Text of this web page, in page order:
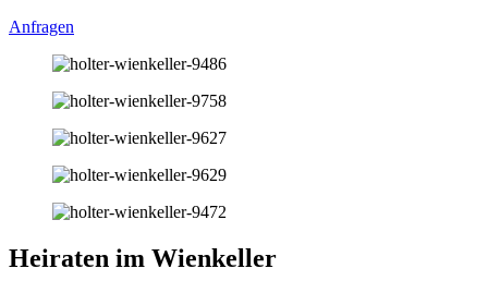
Anfragen
Heiraten im Wienkeller